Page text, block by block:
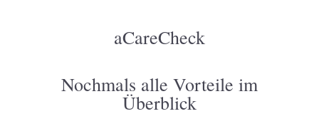
aCareCheck
Nochmals alle Vorteile im
Überblick